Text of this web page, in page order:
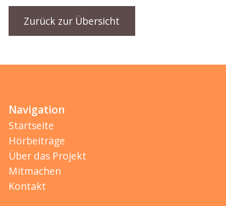
Zurück zur Übersicht
Navigation
Startseite
Hörbeiträge
Über das Projekt
Mitmachen
Kontakt